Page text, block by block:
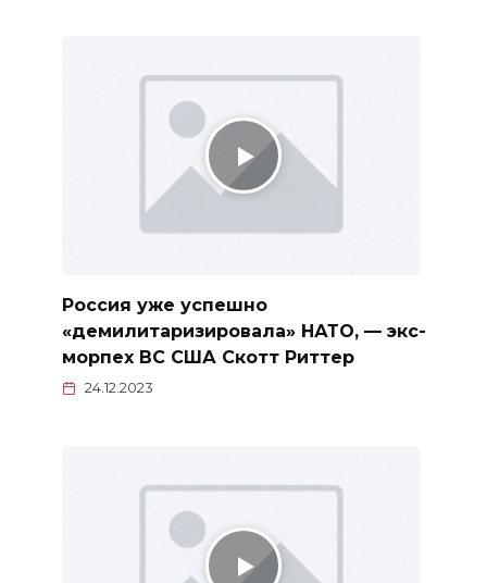
Россия уже успешно
«демилитаризировала» НАТО, — экс-
морпех ВС США Скотт Риттер
24.12.2023